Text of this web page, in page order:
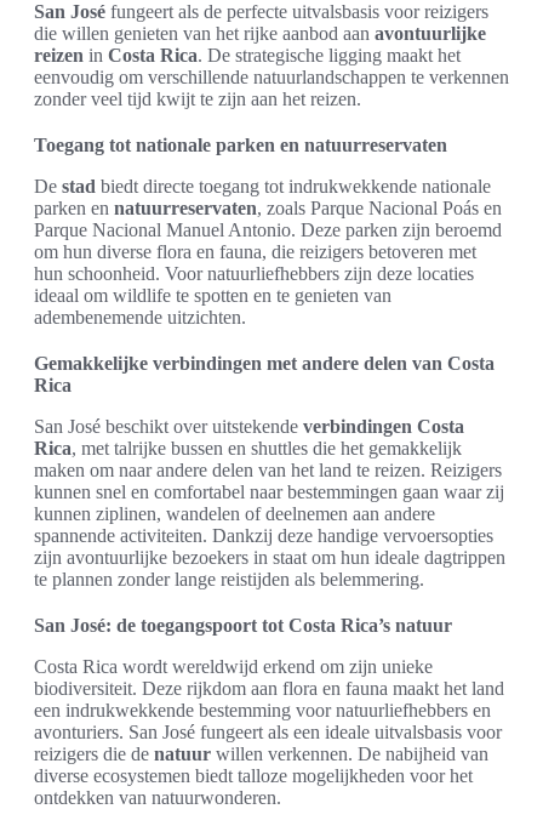
San José fungeert als de perfecte uitvalsbasis voor reizigers
die willen genieten van het rijke aanbod aan avontuurlijke
reizen in Costa Rica. De strategische ligging maakt het
eenvoudig om verschillende natuurlandschappen te verkennen
zonder veel tijd kwijt te zijn aan het reizen.
Toegang tot nationale parken en natuurreservaten
De stad biedt directe toegang tot indrukwekkende nationale
parken en natuurreservaten, zoals Parque Nacional Poás en
Parque Nacional Manuel Antonio. Deze parken zijn beroemd
om hun diverse flora en fauna, die reizigers betoveren met
hun schoonheid. Voor natuurliefhebbers zijn deze locaties
ideaal om wildlife te spotten en te genieten van
adembenemende uitzichten.
Gemakkelijke verbindingen met andere delen van Costa
Rica
San José beschikt over uitstekende verbindingen Costa
Rica, met talrijke bussen en shuttles die het gemakkelijk
maken om naar andere delen van het land te reizen. Reizigers
kunnen snel en comfortabel naar bestemmingen gaan waar zij
kunnen ziplinen, wandelen of deelnemen aan andere
spannende activiteiten. Dankzij deze handige vervoersopties
zijn avontuurlijke bezoekers in staat om hun ideale dagtrippen
te plannen zonder lange reistijden als belemmering.
San José: de toegangspoort tot Costa Rica’s natuur
Costa Rica wordt wereldwijd erkend om zijn unieke
biodiversiteit. Deze rijkdom aan flora en fauna maakt het land
een indrukwekkende bestemming voor natuurliefhebbers en
avonturiers. San José fungeert als een ideale uitvalsbasis voor
reizigers die de natuur willen verkennen. De nabijheid van
diverse ecosystemen biedt talloze mogelijkheden voor het
ontdekken van natuurwonderen.